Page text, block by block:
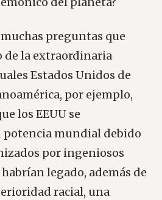
preguntas que
de la extraordinaria
Estados Unidos de
por ejemplo,
los EEUU se
mundial debido
por ingeniosos
legado, además de
racial, una